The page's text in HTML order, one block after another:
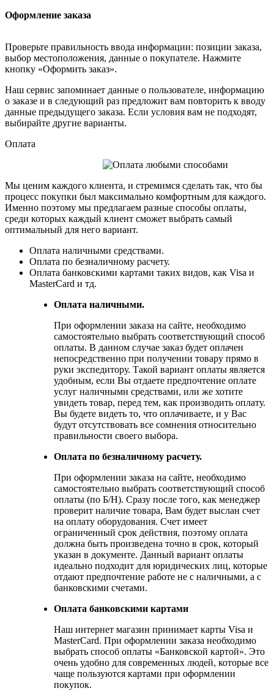
Оформление заказа
Проверьте правильность ввода информации: позиции заказа,
выбор местоположения, данные о покупателе. Нажмите
кнопку «Оформить заказ».
Наш сервис запоминает данные о пользователе, информацию
о заказе и в следующий раз предложит вам повторить к вводу
данные предыдущего заказа. Если условия вам не подходят,
выбирайте другие варианты.
Оплата
Мы ценим каждого клиента, и стремимся сделать так, что бы
процесс покупки был максимально комфортным для каждого.
Именно поэтому мы предлагаем разные способы оплаты,
среди которых каждый клиент сможет выбрать самый
оптимальный для него вариант.
Оплата наличными средствами.
Оплата по безналичному расчету.
Оплата банковскими картами таких видов, как Visa и
MasterCard и тд.
Оплата наличными.
При оформлении заказа на сайте, необходимо
самостоятельно выбрать соответствующий способ
оплаты. В данном случае заказ будет оплачен
непосредственно при получении товару прямо в
руки экспедитору. Такой вариант оплаты является
удобным, если Вы отдаете предпочтение оплате
услуг наличными средствами, или же хотите
увидеть товар, перед тем, как производить оплату.
Вы будете видеть то, что оплачиваете, и у Вас
будут отсутствовать все сомнения относительно
правильности своего выбора.
Оплата по безналичному расчету.
При оформлении заказа на сайте, необходимо
самостоятельно выбрать соответствующий способ
оплаты (по Б/Н). Сразу после того, как менеджер
проверит наличие товара, Вам будет выслан счет
на оплату оборудования. Счет имеет
ограниченный срок действия, поэтому оплата
должна быть произведена точно в срок, который
указан в документе. Данный вариант оплаты
идеально подходит для юридических лиц, которые
отдают предпочтение работе не с наличными, а с
банковскими счетами.
Оплата банковскими картами
Наш интернет магазин принимает карты Visa и
MasterCard. При оформлении заказа необходимо
выбрать способ оплаты «Банковской картой». Это
очень удобно для современных людей, которые все
чаще пользуются картами при оформлении
покупок.